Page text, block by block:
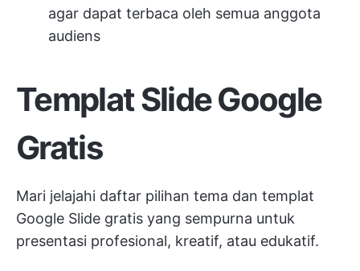
agar dapat terbaca oleh semua anggota
audiens
Templat Slide Google
Gratis
Mari jelajahi daftar pilihan tema dan templat
Google Slide gratis yang sempurna untuk
presentasi profesional, kreatif, atau edukatif.